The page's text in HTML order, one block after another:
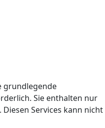
grundlegende
Sie enthalten nur
Services kann nicht